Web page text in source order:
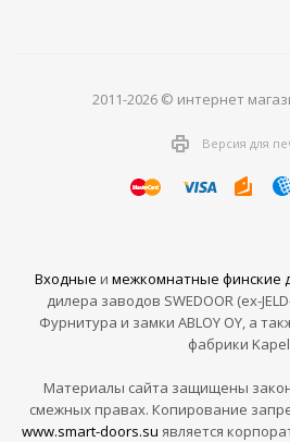
2011-2026 © интернет
Версия для
Входные и межкомнатные финские
дилера заводов SWEDOOR (ex-
Фурнитура и замки ABLOY OY, а
фабрики
Материалы сайта защищены
смежных правах. Копирование
www.smart-doors.su является